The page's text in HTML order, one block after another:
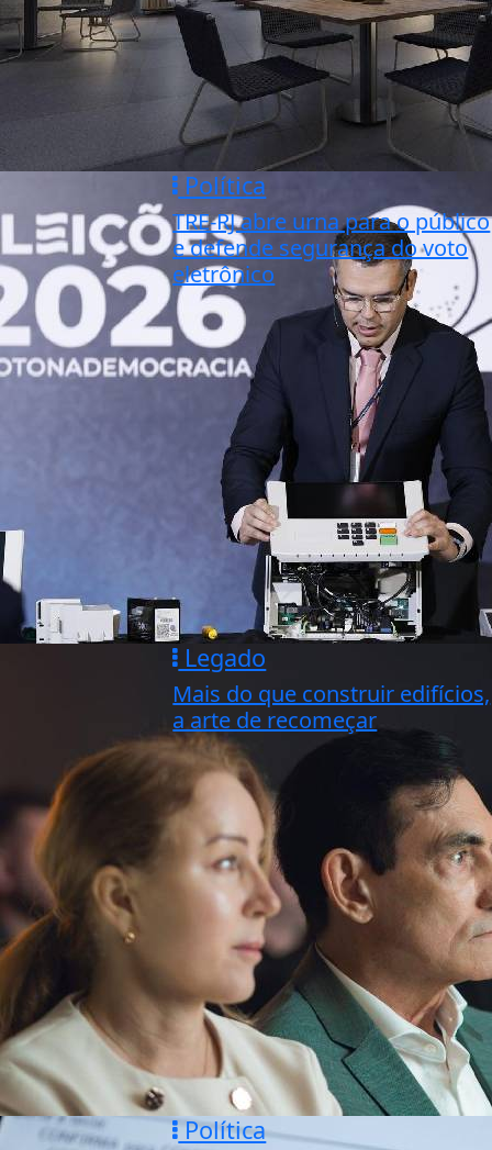
Política
TRE-RJ abre urna para o público
e defende segurança do voto
eletrônico
Legado
Mais do que construir edifícios,
a arte de recomeçar
Política